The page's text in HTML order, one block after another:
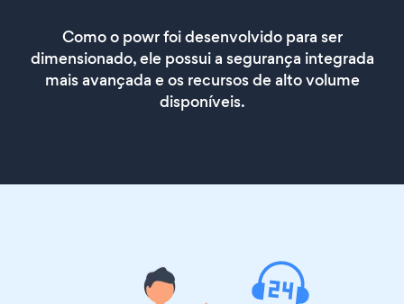
Como o powr foi desenvolvido para ser
dimensionado, ele possui a segurança integrada
mais avançada e os recursos de alto volume
disponíveis.